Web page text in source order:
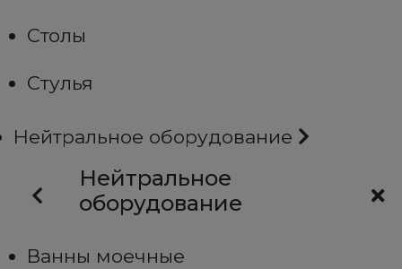
Столы
Стулья
Нейтральное оборудование
Нейтральное
оборудование
Ванны моечные